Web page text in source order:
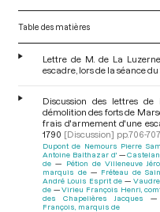
Table des matières
Lettre de M. de La
escadre, lors de la séance du
Discussion des lettres
démolition des forts de
frais d'armement d'une
1790 [Discussion] pp.706-707
Dupont de Nemours Pierre
Antoine Balthazar d'
de
Pétion de Villeneuve
marquis de
Fréteau de
André Louis Esprit de
de
Virieu François Henri,
des Chapelières Jacques
François, marquis de